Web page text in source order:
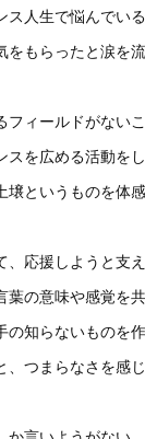
人生で悩んでい
をもらったと涙を
フィールドがない
スを広める活動を
というものを体
、応援しようと支
葉の意味や感覚を
の知らないものを
つまらなさを感じ